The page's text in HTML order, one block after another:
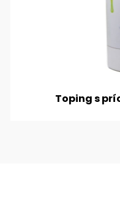
Toping s